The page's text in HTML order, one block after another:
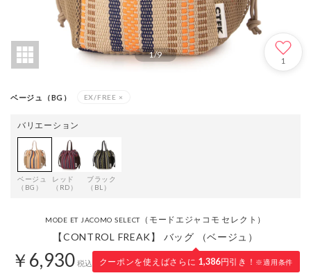
1/9
1
ベージュ（BG） EX/FREE ×
バリエーション
ベージュ
（BG）
レッド
（RD）
ブラック
（BL）
MODE ET JACOMO SELECT （モードエジャコモ セレクト）
【CONTROL FREAK】 バッグ （ベージュ）
￥6,930 税込 クーポンを使えばさらに 1,386円引き！ ※適用条件